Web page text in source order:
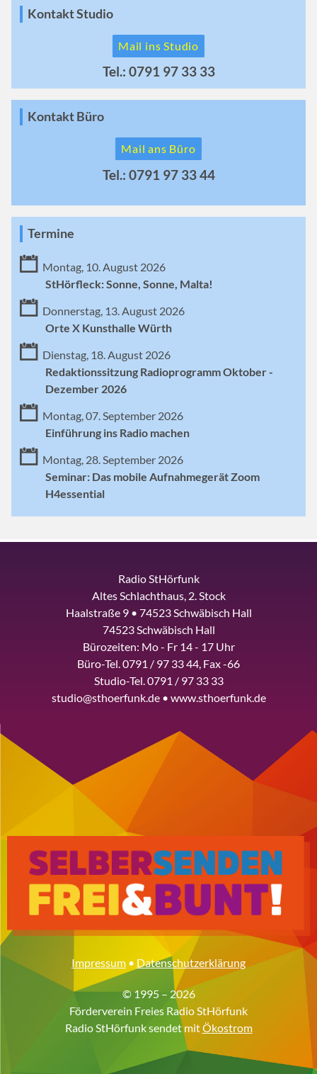
Kontakt Studio
Mail ins Studio
Tel.: 0791 97 33 33
Kontakt Büro
Mail ans Büro
Tel.: 0791 97 33 44
Termine
Montag, 10. August 2026
StHörfleck: Sonne, Sonne, Malta!
Donnerstag, 13. August 2026
Orte X Kunsthalle Würth
Dienstag, 18. August 2026
Redaktionssitzung Radioprogramm Oktober -
Dezember 2026
Montag, 07. September 2026
Einführung ins Radio machen
Montag, 28. September 2026
Seminar: Das mobile Aufnahmegerät Zoom
H4essential
Radio StHörfunk
Altes Schlachthaus, 2. Stock
Haalstraße 9 • 74523 Schwäbisch Hall
74523 Schwäbisch Hall
Bürozeiten: Mo - Fr 14 - 17 Uhr
Büro-Tel. 0791 / 97 33 44, Fax -66
Studio-Tel. 0791 / 97 33 33
studio@sthoerfunk.de • www.sthoerfunk.de
Impressum • Datenschutzerklärung
© 1995 – 2026
Förderverein Freies Radio StHörfunk
Radio StHörfunk sendet mitÖkostrom